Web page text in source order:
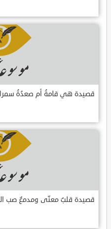
قصيدة هي قامةُ أم صعدُةُ
قصيدة قلبٌ معنّى ومدمعٌ صب